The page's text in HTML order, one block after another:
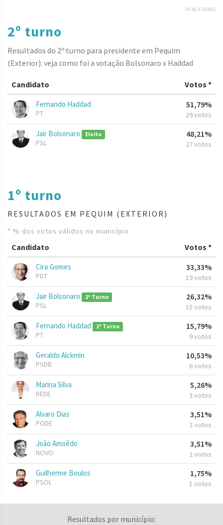
PUBLICIDADE
2º turno
Resultados do 2º turno para presidente em Pequim
(Exterior): veja como foi a votação Bolsonaro x Haddad
Candidato Votos *
Fernando Haddad
PT
51,79%
29 votos
Jair Bolsonaro Eleito
PSL
48,21%
27 votos
1º turno
RESULTADOS EM PEQUIM (EXTERIOR)
* % dos votos válidos no município
Candidato Votos *
Ciro Gomes
PDT
33,33%
19 votos
Jair Bolsonaro 2º Turno
PSL
26,32%
15 votos
Fernando Haddad 2º Turno
PT
15,79%
9 votos
Geraldo Alckmin
PSDB
10,53%
6 votos
Marina Silva
REDE
5,26%
3 votos
Alvaro Dias
PODE
3,51%
2 votos
João Amoêdo
NOVO
3,51%
2 votos
Guilherme Boulos
PSOL
1,75%
1 votos
Resultados por município: